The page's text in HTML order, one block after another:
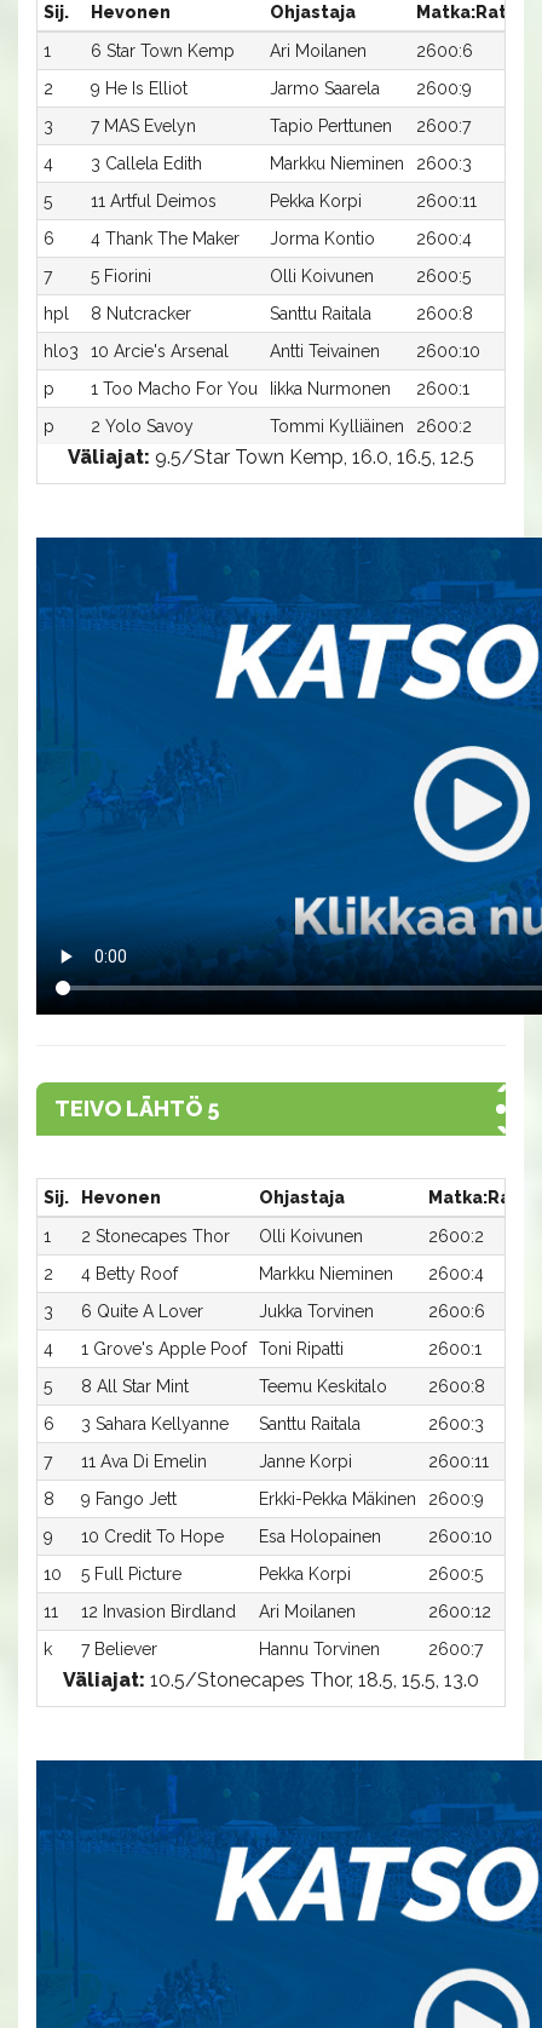
Sij. Hevonen Ohjastaja Matka:Rata
1
6 Star Town Kemp Ari Moilanen 2600:6
2
9 He Is Elliot Jarmo Saarela 2600:9
3
7 MAS Evelyn Tapio Perttunen 2600:7
4
3 Callela Edith Markku Nieminen 2600:3
5
11 Artful Deimos Pekka Korpi 2600:11
6
4 Thank The Maker Jorma Kontio 2600:4
7
5 Fiorini Olli Koivunen 2600:5
hpl
8 Nutcracker Santtu Raitala 2600:8
hlo3
10 Arcie's Arsenal Antti Teivainen 2600:10
p
1 Too Macho For You Iikka Nurmonen 2600:1
p
2 Yolo Savoy Tommi Kylliäinen 2600:2
Väliajat: 9.5/Star Town Kemp, 16.0, 16.5, 12.5
TEIVO LÄHTÖ 5
Sij. Hevonen Ohjastaja
Matka:Rata
1
2 Stonecapes Thor Olli Koivunen
2600:2
2
4 Betty Roof Markku Nieminen
2600:4
3
6 Quite A Lover Jukka Torvinen
2600:6
4
1 Grove's Apple Poof Toni Ripatti
2600:1
5
8 All Star Mint Teemu Keskitalo
2600:8
6
3 Sahara Kellyanne Santtu Raitala
2600:3
7
11 Ava Di Emelin Janne Korpi
2600:11
8
9 Fango Jett Erkki-Pekka Mäkinen
2600:9
9
10 Credit To Hope Esa Holopainen
2600:10
10
5 Full Picture Pekka Korpi
2600:5
11
12 Invasion Birdland Ari Moilanen
2600:12
k
7 Believer Hannu Torvinen 2600:7
Väliajat: 10.5/Stonecapes Thor, 18.5, 15.5, 13.0